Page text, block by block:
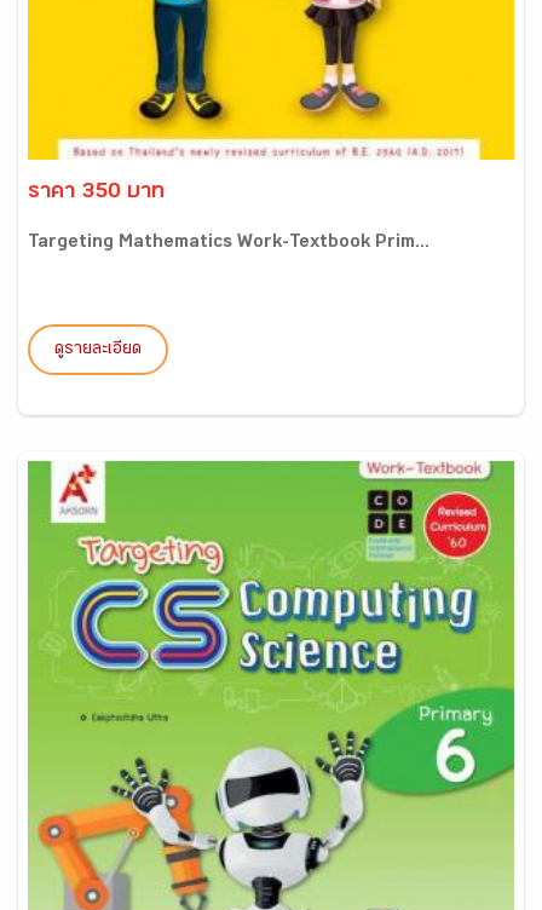
ราคา 350 บาท
Targeting Mathematics Work-Textbook Prim...
ดูรายละเอียด